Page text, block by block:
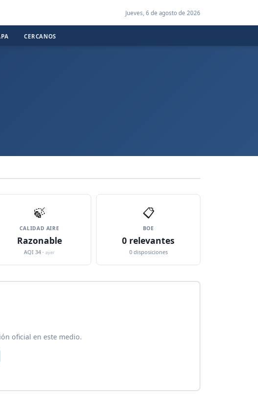
Jueves, 6 de agosto de 2026
CERCANOS
🍃
CALIDAD AIRE
Razonable
AQI 34 ·ayer
📋
BOE
0 relevantes
0 disposiciones
oficial en este medio.